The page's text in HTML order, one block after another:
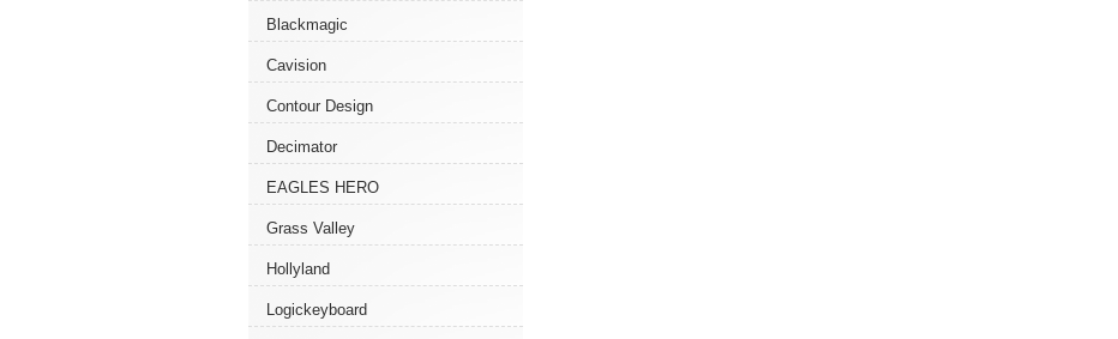
Blackmagic
Cavision
Contour Design
Decimator
EAGLES HERO
Grass Valley
Hollyland
Logickeyboard